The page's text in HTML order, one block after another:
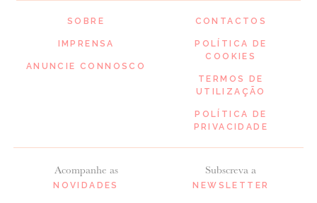
SOBRE
IMPRENSA
ANUNCIE CONNOSCO
Acompanhe as
NOVIDADES
Subscreva a
NEWSLETTER
CONTACTOS
POLÍTICA DE
COOKIES
TERMOS DE
UTILIZAÇÃO
POLÍTICA DE
PRIVACIDADE